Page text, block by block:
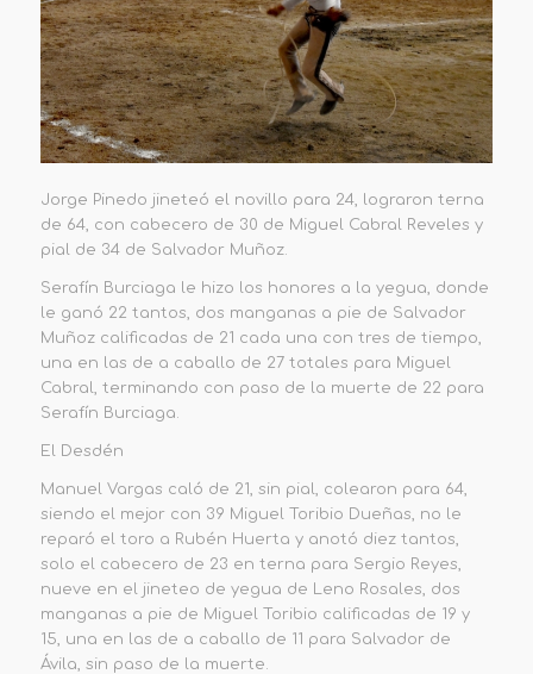
Jorge Pinedo jineteó el novillo para 24, lograron terna
de 64, con cabecero de 30 de Miguel Cabral Reveles y
pial de 34 de Salvador Muñoz.
Serafín Burciaga le hizo los honores a la yegua, donde
le ganó 22 tantos, dos manganas a pie de Salvador
Muñoz calificadas de 21 cada una con tres de tiempo,
una en las de a caballo de 27 totales para Miguel
Cabral, terminando con paso de la muerte de 22 para
Serafín Burciaga.
El Desdén
Manuel Vargas caló de 21, sin pial, colearon para 64,
siendo el mejor con 39 Miguel Toribio Dueñas, no le
reparó el toro a Rubén Huerta y anotó diez tantos,
solo el cabecero de 23 en terna para Sergio Reyes,
nueve en el jineteo de yegua de Leno Rosales, dos
manganas a pie de Miguel Toribio calificadas de 19 y
15, una en las de a caballo de 11 para Salvador de
Ávila, sin paso de la muerte.